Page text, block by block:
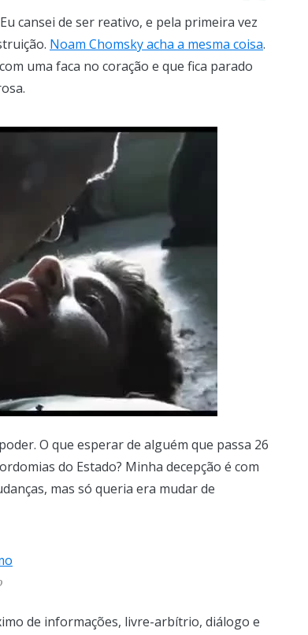
cansei de ser reativo, e pela primeira vez
Noam Chomsky acha a mesma coisa.
uma faca no coração e que fica parado
O que esperar de alguém que passa 26
do Estado? Minha decepção é com
mas só queria era mudar de
de informações, livre-arbítrio, diálogo e